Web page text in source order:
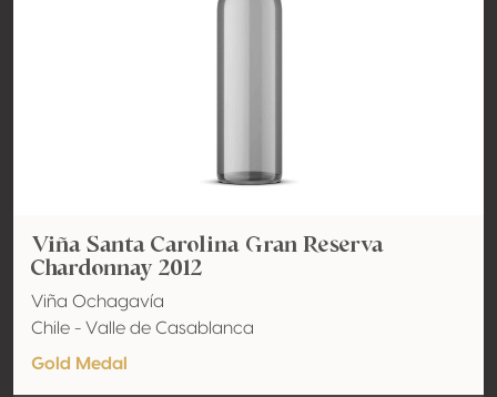
Viña Santa Carolina Gran Reserva
Chardonnay 2012
Viña Ochagavía
Chile - Valle de Casablanca
Gold Medal